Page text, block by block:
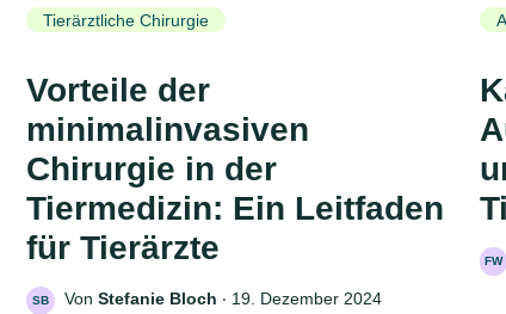
Tierärztliche Chirurgie
Vorteile der
minimalinvasiven
Chirurgie in der
Tiermedizin: Ein Leitfaden
für Tierärzte
SB Von Stefanie Bloch ‧ 19. Dezember 2024
FW